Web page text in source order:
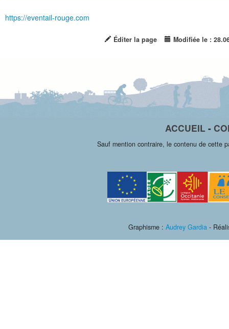
https://eventail-rouge.com
Éditer la page Modifiée le :
ACCUEIL -
Sauf mention contraire, le contenu de cette
Graphisme : Audrey Gardia -